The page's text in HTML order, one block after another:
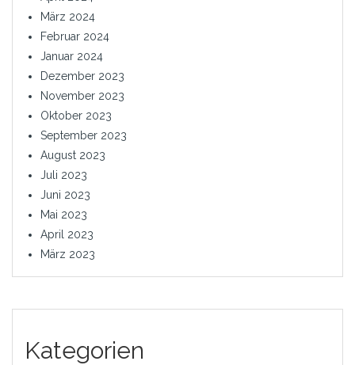
März 2024
Februar 2024
Januar 2024
Dezember 2023
November 2023
Oktober 2023
September 2023
August 2023
Juli 2023
Juni 2023
Mai 2023
April 2023
März 2023
Kategorien